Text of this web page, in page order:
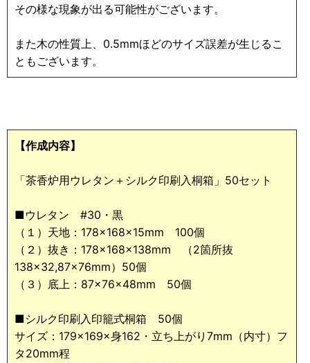
その様な現象が出る可能性がございます。
また木の性質上、0.5mmほどのサイズ誤差が生じるこ
ともございます。
【作成内容】
「茶香炉用ウレタン＋シルク印刷入桐箱」50セット
■ウレタン #30・黒
（１）天地：178×168×15mm 100個
（２）抜き：178×168×138mm （2箇所抜
138×32,87×76mm）50個
（３）底上：87×76×48mm 50個
■シルク印刷入印籠式桐箱 50個
サイズ：179×169×身162・立ち上がり7mm（内寸）フ
タ20mm程